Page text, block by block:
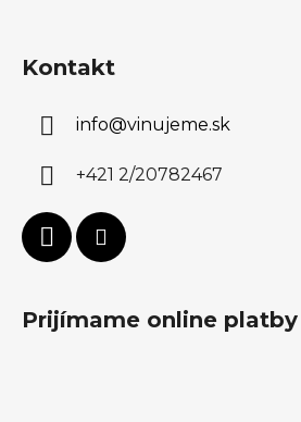
Kontakt
info@vinujeme.sk
+421 2/20782467
Prijímame online platby